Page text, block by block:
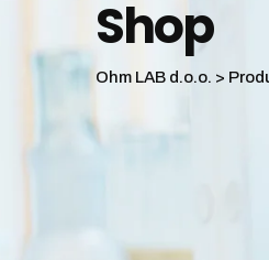
Shop
Ohm LAB d.o.o. >